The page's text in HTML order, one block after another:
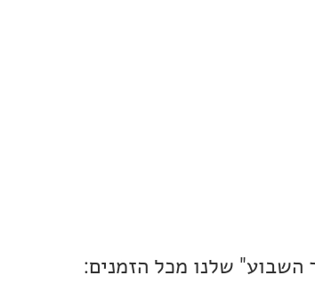
השבוע" שלנו מכל הזמנים: